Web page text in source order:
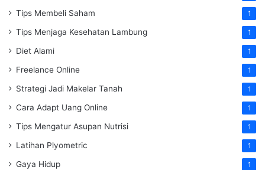
Tips Membeli Saham 1
Tips Menjaga Kesehatan Lambung 1
Diet Alami 1
Freelance Online 1
Strategi Jadi Makelar Tanah 1
Cara Adapt Uang Online 1
Tips Mengatur Asupan Nutrisi 1
Latihan Plyometric 1
Gaya Hidup 1